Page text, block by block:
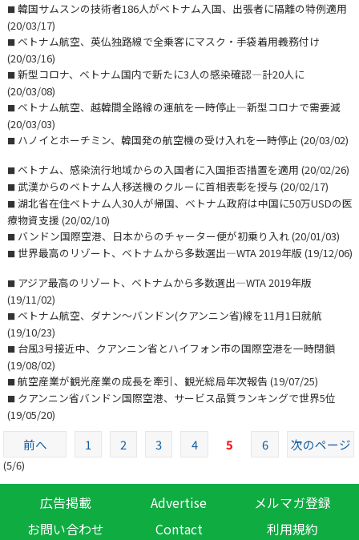
■ 韓国サムスンの技術者186人がベトナム入国、出張者に隔離の特例適用
(20/03/17)
■ ベトナム航空、英仏独路線で全乗客にマスク・手袋着用義務付け
(20/03/16)
■ 新型コロナ、ベトナム国内で新たに3人の感染確認―計20人に
(20/03/08)
■ ベトナム航空、越韓間全路線の運航を一時停止―新型コロナで需要減
(20/03/03)
■ ハノイとホーチミン、韓国発の航空機の受け入れを一時停止 (20/03/02)
■ ベトナム、感染流行地域からの入国者に入国拒否措置を適用 (20/02/26)
■ 武漢からのベトナム人移送機のクルーに首相表彰を授与(20/02/17)
■ 湖北省在住ベトナム人30人が帰国、ベトナム政府は中国に50万USDの医
療物資支援 (20/02/10)
■ バンドン国際空港、日本からのチャーター便が初乗り入れ(20/01/03)
■ 世界最高のリゾート、ベトナムから多数選出―WTA 2019年版 (19/12/06)
■ アジア最高のリゾート、ベトナムから多数選出―WTA 2019年版
(19/11/02)
■ ベトナム航空、ダナン〜バンドン(クアンニン省)線を11月1日就航
(19/10/23)
■ 台風3号接近中、クアンニン省とハイフォン市の国際空港を一時閉鎖
(19/08/02)
■ 航空産業が観光産業の成長を牽引、観光総局年次報告 (19/07/25)
■ クアンニン省バンドン国際空港、サービス品質ランキングで世界5位
(19/05/20)
前へ 1 2 3 4 5 6 次のページ
(5/6)
広告掲載 Advertise
メルマガ登録
お問い合わせ
Contact 利用規約